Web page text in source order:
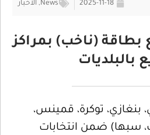
2025-11-18
News
, الأخبار
بطاقة (ناخب) بمراكز
بالبلديات
بنغازي، توكرة، قمينس،
سبها) ضمن انتخابات